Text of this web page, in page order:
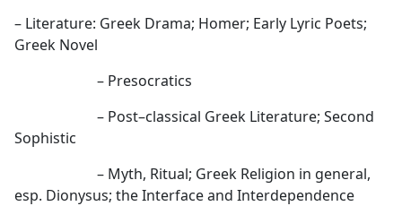
– Literature: Greek Drama; Homer; Early Lyric Poets;
Greek Novel
– Presocratics
– Post–classical Greek Literature; Second
Sophistic
– Myth, Ritual; Greek Religion in general,
esp. Dionysus; the Interface and Interdependence